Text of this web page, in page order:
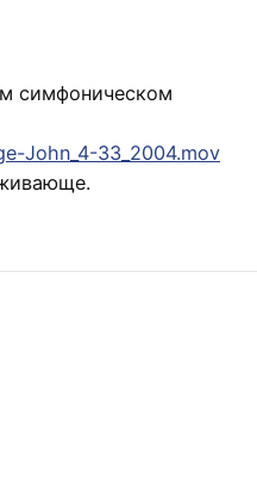
симфоническом
John_4-33_2004.mov